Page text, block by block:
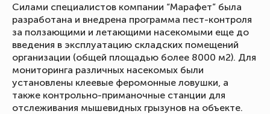
Силами специалистов компании “Марафет” была
разработана и внедрена программа пест-контроля
за ползающими и летающими насекомыми еще до
введения в эксплуатацию складских помещений
организации (общей площадью более 8000 м2). Для
мониторинга различных насекомых были
установлены клеевые феромонные ловушки, а
также контрольно-приманочные станции для
отслеживания мышевидных грызунов на объекте.